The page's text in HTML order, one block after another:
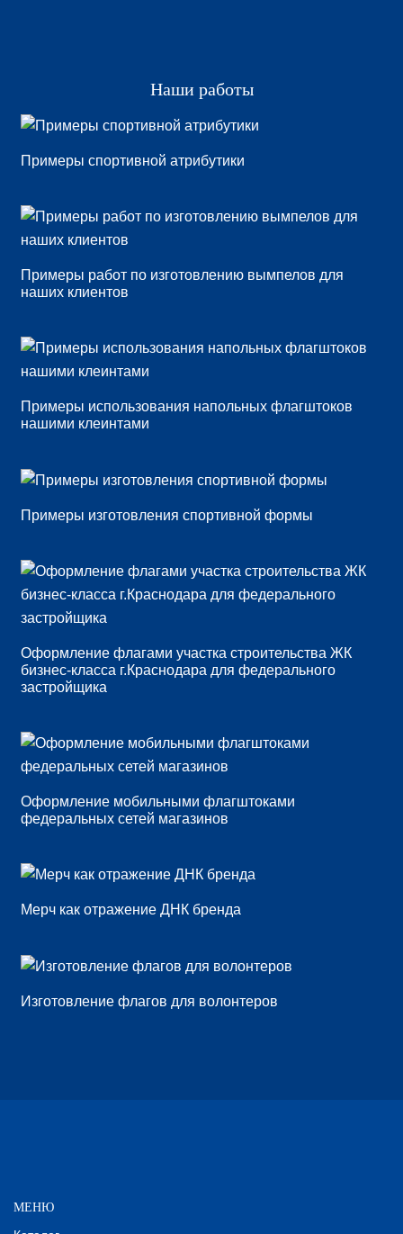
Наши работы
Примеры спортивной атрибутики
Примеры работ по изготовлению вымпелов для
наших клиентов
Примеры использования напольных флагштоков
нашими клеинтами
Примеры изготовления спортивной формы
Оформление флагами участка строительства ЖК
бизнес-класса г.Краснодара для федерального
застройщика
Оформление мобильными флагштоками
федеральных сетей магазинов
Мерч как отражение ДНК бренда
Изготовление флагов для волонтеров
МЕНЮ